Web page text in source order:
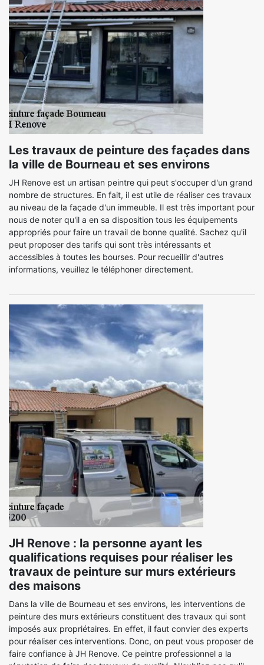
Les travaux de peinture des façades dans
la ville de Bourneau et ses environs
JH Renove est un artisan peintre qui peut s'occuper d'un grand
nombre de structures. En fait, il est utile de réaliser ces travaux
au niveau de la façade d'un immeuble. Il est très important pour
nous de noter qu'il a en sa disposition tous les équipements
appropriés pour faire un travail de bonne qualité. Sachez qu'il
peut proposer des tarifs qui sont très intéressants et
accessibles à toutes les bourses. Pour recueillir d'autres
informations, veuillez le téléphoner directement.
JH Renove : la personne ayant les
qualifications requises pour réaliser les
travaux de peinture sur murs extérieurs
des maisons
Dans la ville de Bourneau et ses environs, les interventions de
peinture des murs extérieurs constituent des travaux qui sont
imposés aux propriétaires. En effet, il faut convier des experts
pour réaliser ces interventions. Donc, on peut vous proposer de
faire confiance à JH Renove. Ce peintre professionnel a la